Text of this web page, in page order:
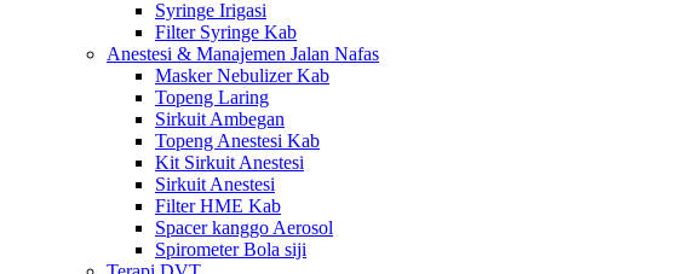
Syringe Irigasi
Filter Syringe Kab
Anestesi & Manajemen Jalan Nafas
Masker Nebulizer Kab
Topeng Laring
Sirkuit Ambegan
Topeng Anestesi Kab
Kit Sirkuit Anestesi
Sirkuit Anestesi
Filter HME Kab
Spacer kanggo Aerosol
Spirometer Bola siji